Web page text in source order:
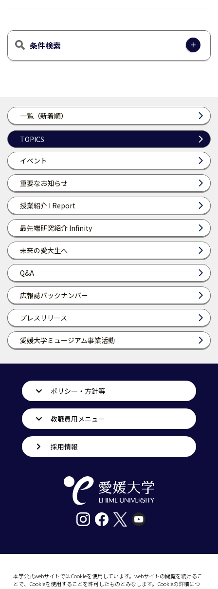
一覧（新着順）
TOPICS
イベント
重要なお知らせ
授業紹介 I Report
最先端研究紹介 Infinity
未来の愛大生へ
Q&A
広報誌バックナンバー
プレスリリース
愛媛大学ミュージアム事業活動
条件検索
本学公式webサイトではCookieを使用しています。webサイトの閲覧を続けるこ
とで、Cookieを使用することを許可したものとみなします。Cookieの詳細につ
ポリシー・方針等
教職員用メニュー
採用情報